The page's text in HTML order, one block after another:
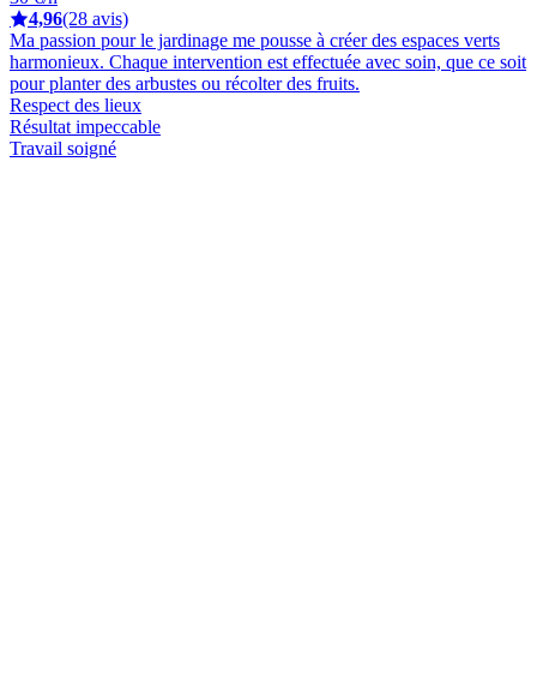
4,96(28 avis)
Ma passion pour le jardinage me pousse à créer des espaces verts
harmonieux. Chaque intervention est effectuée avec soin, que ce soit
pour planter des arbustes ou récolter des fruits.
Respect des lieux
Résultat impeccable
Travail soigné